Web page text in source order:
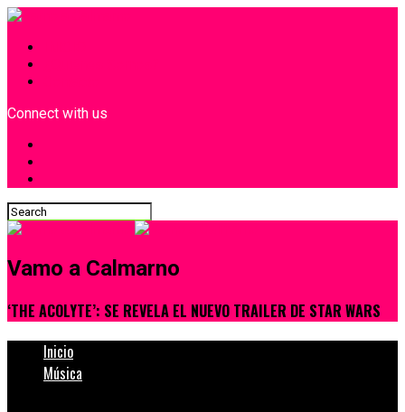
Connect with us
Vamo a Calmarno
‘THE ACOLYTE’: SE REVELA EL NUEVO TRAILER DE STAR WARS
Inicio
Música